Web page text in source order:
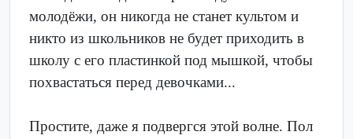
молодёжи, он никогда не станет культом и
никто из школьников не будет приходить в
школу с его пластинкой под мышкой, чтобы
похвастаться перед девочками...
Простите, даже я подвергся этой волне. Пол